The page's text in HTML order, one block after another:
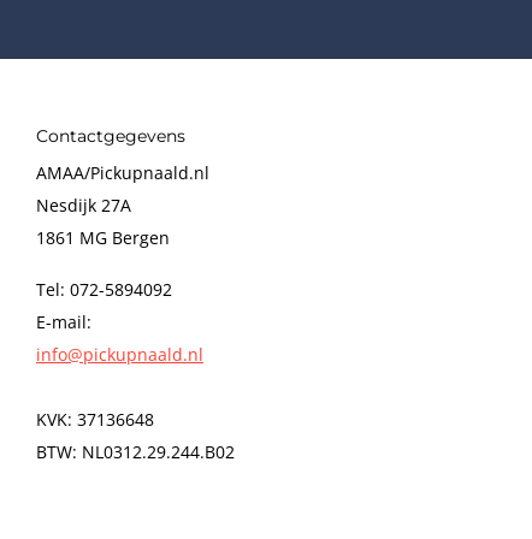
Contactgegevens
AMAA/Pickupnaald.nl
Nesdijk 27A
1861 MG Bergen
Tel: 072-5894092
E-mail:
info@pickupnaald.nl
KVK: 37136648
BTW: NL0312.29.244.B02